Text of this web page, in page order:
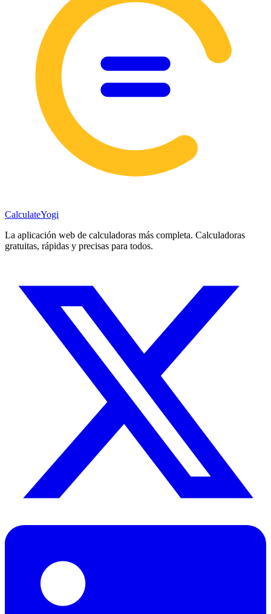
CalculateYogi
La aplicación web de calculadoras más completa. Calculadoras
gratuitas, rápidas y precisas para todos.